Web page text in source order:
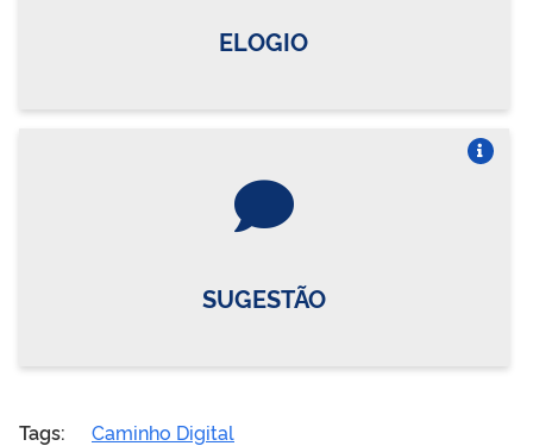
ELOGIO
SUGESTÃO
Tags:
Caminho Digital